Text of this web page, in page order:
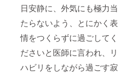
日安静に、外気にも極力当
たらないよう、とにかく表
情をつくらずに過ごしてく
ださいと医師に言われ、リ
ハビリをしながら過ごす寂